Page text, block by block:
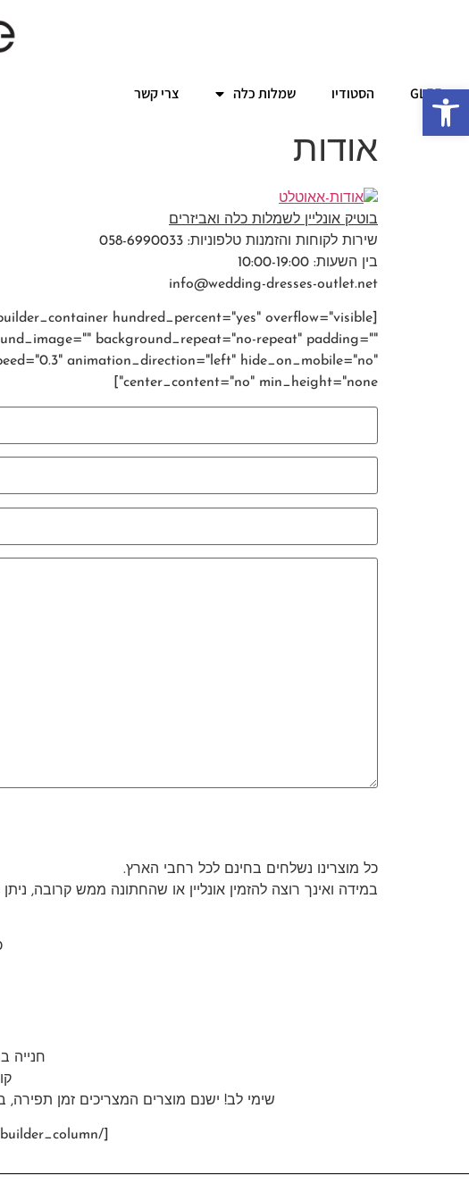
פתח סרגל נגישות
GLEE הסטודיו שמלות כלה צרי קשר
אודות
בוטיק אונליין לשמלות כלה ואביזרים
שירות לקוחות והזמנות טלפוניות: 058-6990033
בין השעות: 10:00-19:00
info@wedding-dresses-outlet.net
background_repeat="no-repeat" padding=""
animation_direction="left" hide_on_mobile="no"
center_content="no" min_height="none"]
כל מוצרינו נשלחים בחינם לכל רחבי הארץ.
במידה ואינך רוצה להזמין אונליין או שהחתונה ממש קרובה,
חנייה
שימי לב! ישנם מוצרים המצריכים זמן תפירה,
[/fusion_builder_column][/fusion_builder_row][/fusion_builder_container]